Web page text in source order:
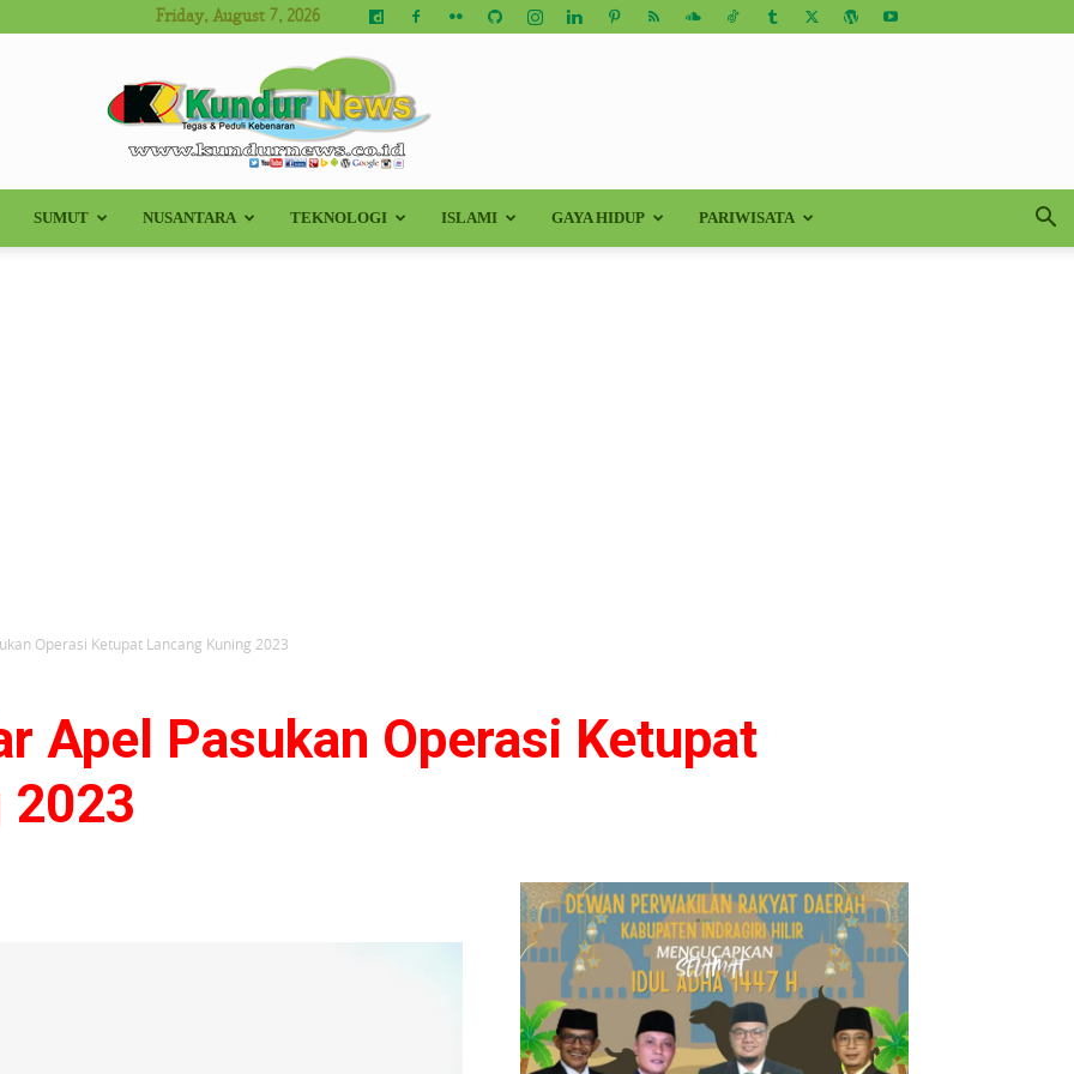
Friday, August 7, 2026
Kundur
SUMUT NUSANTARA TEKNOLOGI ISLAMI GAYA HIDUP PARIWISATA
Operasi Ketupat Lancang Kuning 2023
Apel Pasukan Operasi Ketupat
2023